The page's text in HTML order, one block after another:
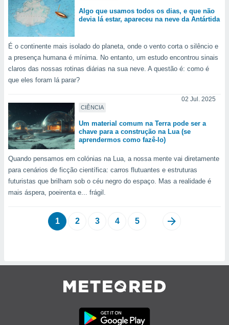
Algo que usamos todos os dias, e que não
devia lá estar, apareceu na neve da Antártida
É o continente mais isolado do planeta, onde o vento corta o silêncio e
a presença humana é mínima. No entanto, um estudo encontrou sinais
claros das nossas rotinas diárias na sua neve. A questão é: como é
que eles foram lá parar?
CIÊNCIA
02 Jul. 2025
Um material comum na Terra pode ser a
chave para a construção na Lua (se
aprendermos como fazê-lo)
Quando pensamos em colónias na Lua, a nossa mente vai diretamente
para cenários de ficção científica: carros flutuantes e estruturas
futuristas que brilham sob o céu negro do espaço. Mas a realidade é
mais áspera, poeirenta e... frágil.
1 2 3 4 5